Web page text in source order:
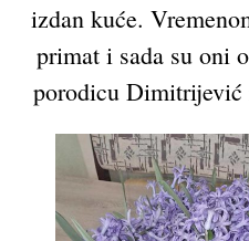
izdan kuće.
primat i sada su oni
porodicu Dimitrijević